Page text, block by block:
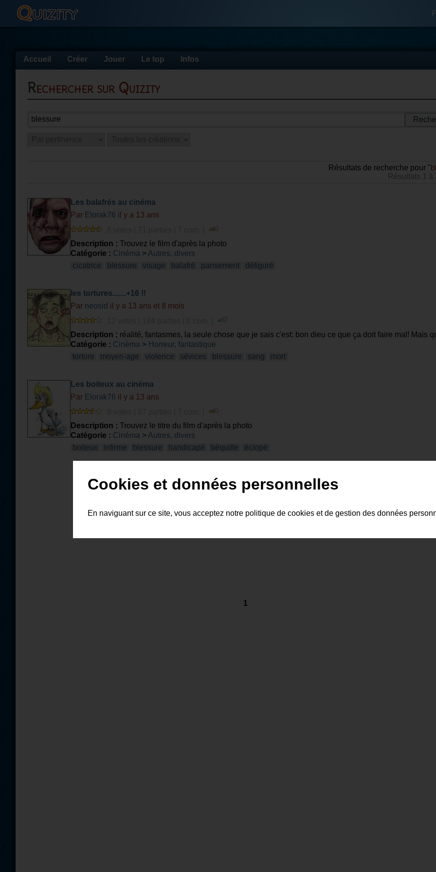
Accueil Créer Jouer Le top Infos
Rechercher sur Quizity
Résultats de recherche pour "
Résultats 1 à
Les balafrés au cinéma
Par Elorak76 il y a 13 ans
Description : Trouvez le film d'après la photo
Catégorie : Cinéma > Autres, divers
cicatrice
blessure visage balafré pansement défiguré
les tortures.......+16 !!
Par neosid il y a 13 ans et 8 mois
Description : réalité, fantasmes, la seule chose que je sais c'est: bon dieu ce que ça doit faire mal! Mais
jamais envisagé ça pour son voisin, son patron, un homme politique ou son conjoint... allez bon quizz! ...
Catégorie : Cinéma > Horreur, fantastique
torture
moyen-age violence sévices blessure sang mort
Les boiteux au cinéma
Par Elorak76 il y a 13 ans
Description : Trouvez le titre du film d'après la photo
Catégorie : Cinéma > Autres, divers
boiteux
infirme blessure handicapé béquille éclopé
1
Cookies et données personnelles
En naviguant sur ce site, vous acceptez notre politique de cookies et de gestion des données